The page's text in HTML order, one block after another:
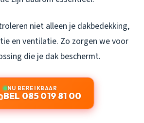
niet alleen je dakbedekking,
en ventilatie. Zo zorgen we voor
die je dak beschermt.
NU BEREIKBAAR
BEL 085 019 81 00